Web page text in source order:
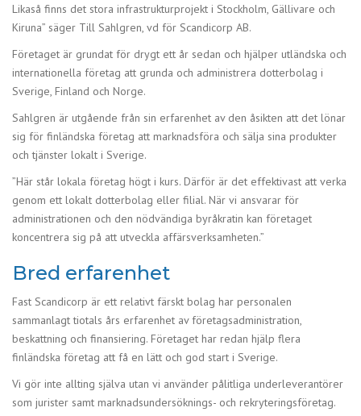
Likaså finns det stora infrastrukturprojekt i Stockholm, Gällivare och
Kiruna” säger Till Sahlgren, vd för Scandicorp AB.
Företaget är grundat för drygt ett år sedan och hjälper utländska och
internationella företag att grunda och administrera dotterbolag i
Sverige, Finland och Norge.
Sahlgren är utgående från sin erfarenhet av den åsikten att det lönar
sig för finländska företag att marknadsföra och sälja sina produkter
och tjänster lokalt i Sverige.
”Här står lokala företag högt i kurs. Därför är det effektivast att verka
genom ett lokalt dotterbolag eller filial. När vi ansvarar för
administrationen och den nödvändiga byråkratin kan företaget
koncentrera sig på att utveckla affärsverksamheten.”
Bred erfarenhet
Fast Scandicorp är ett relativt färskt bolag har personalen
sammanlagt tiotals års erfarenhet av företagsadministration,
beskattning och finansiering. Företaget har redan hjälp flera
finländska företag att få en lätt och god start i Sverige.
Vi gör inte allting själva utan vi använder pålitliga underleverantörer
som jurister samt marknadsundersöknings- och rekryteringsföretag.